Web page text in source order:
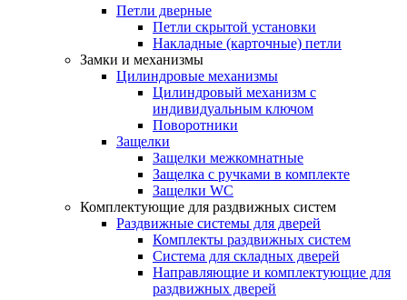
Петли дверные
Петли скрытой установки
Накладные (карточные) петли
Замки и механизмы
Цилиндровые механизмы
Цилиндровый механизм с
индивидуальным ключом
Поворотники
Защелки
Защелки межкомнатные
Защелка с ручками в комплекте
Защелки WC
Комплектующие для раздвижных систем
Раздвижные системы для дверей
Комплекты раздвижных систем
Система для складных дверей
Направляющие и комплектующие для
раздвижных дверей